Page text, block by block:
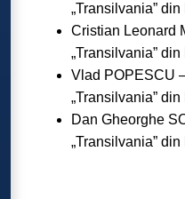
„Transilvania”
Cristian Leonard
„Transilvania”
Vlad POPESCU
„Transilvania”
Dan Gheorghe
„Transilvania”